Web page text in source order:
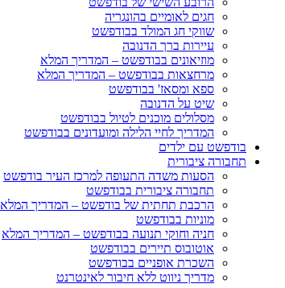
חגים לאומיים בהונגריה
שווקי חג המולד בבודפשט
עיירות ברך הדנובה
מוזיאונים בבודפשט – המדריך המלא
מרחצאות בבודפשט – המדריך המלא
ספא ומסאז' בבודפשט
שיט על הדנובה
מסלולים מוכנים לטיול בבודפשט
המדריך לחיי הלילה ומועדונים בבודפשט
בודפשט עם ילדים
תחבורה ציבורית
הסעות משדה התעופה למרכז העיר בודפשט
תחבורה ציבורית בבודפשט
הרכבת תחתית של בודפשט – המדריך המלא
מוניות בבודפשט
חניה וחוקי תנועה בבודפשט – המדריך המלא
אוטובוס תיירים בבודפשט
השכרת אופניים בבודפשט
מדריך ניווט ללא חיבור לאינטרנט